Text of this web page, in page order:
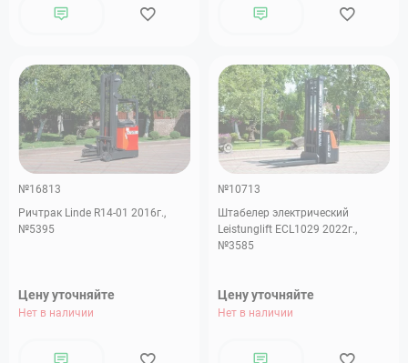
№16813
Ричтрак Linde R14-01 2016г.,
№5395
Цену уточняйте
Нет в наличии
№10713
Штабелер электрический
Leistunglift ECL1029 2022г.,
№3585
Цену уточняйте
Нет в наличии